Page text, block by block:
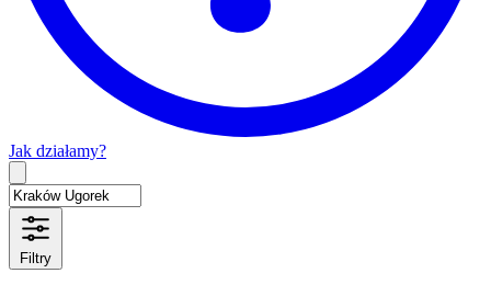
Jak działamy?
Filtry